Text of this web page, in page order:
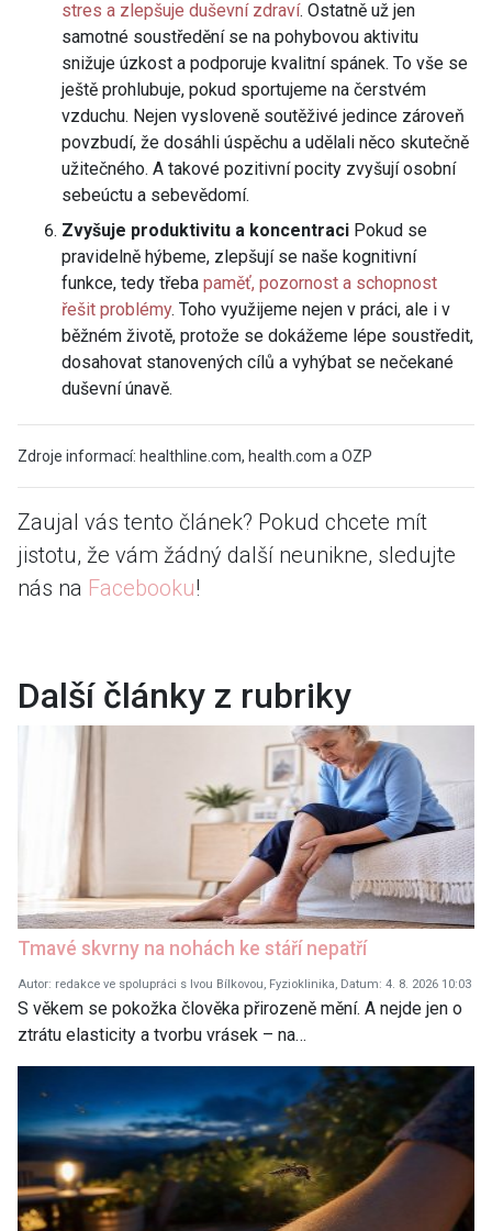
stres a zlepšuje duševní zdraví. Ostatně už jen
samotné soustředění se na pohybovou aktivitu
snižuje úzkost a podporuje kvalitní spánek. To vše se
ještě prohlubuje, pokud sportujeme na čerstvém
vzduchu. Nejen vysloveně soutěživé jedince zároveň
povzbudí, že dosáhli úspěchu a udělali něco skutečně
užitečného. A takové pozitivní pocity zvyšují osobní
sebeúctu a sebevědomí.
Zvyšuje produktivitu a koncentraci Pokud se
pravidelně hýbeme, zlepšují se naše kognitivní
funkce, tedy třeba paměť, pozornost a schopnost
řešit problémy. Toho využijeme nejen v práci, ale i v
běžném životě, protože se dokážeme lépe soustředit,
dosahovat stanovených cílů a vyhýbat se nečekané
duševní únavě.
Zdroje informací: healthline.com, health.com a OZP
Zaujal vás tento článek? Pokud chcete mít
jistotu, že vám žádný další neunikne, sledujte
nás na Facebooku!
Další články z rubriky
Tmavé skvrny na nohách ke stáří nepatří
Autor: redakce ve spolupráci s Ivou Bílkovou, Fyzioklinika, Datum: 4. 8. 2026 10:03
S věkem se pokožka člověka přirozeně mění. A nejde jen o
ztrátu elasticity a tvorbu vrásek – na…